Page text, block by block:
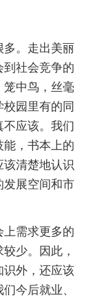
多。走出美丽
到社会竞争的
笼中鸟，丝毫
园里有的同
不应该。我们
能，书本上的
清楚地认识
发展空间和市
上需求更多的
少。因此，
识外，还应该
今后就业、